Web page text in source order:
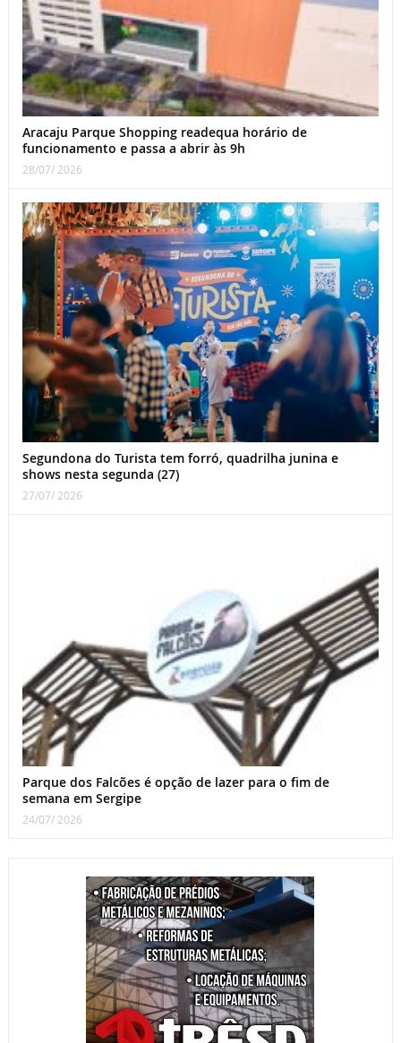
Aracaju Parque Shopping readequa horário de
funcionamento e passa a abrir às 9h
28/07/ 2026
Segundona do Turista tem forró, quadrilha junina e
shows nesta segunda (27)
27/07/ 2026
Parque dos Falcões é opção de lazer para o fim de
semana em Sergipe
24/07/ 2026